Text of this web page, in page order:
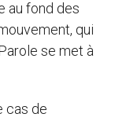
au fond des
qui
se met à
cas de